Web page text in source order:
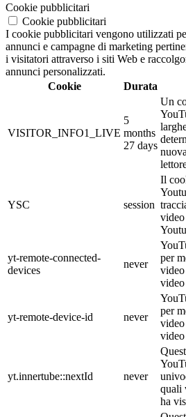
Cookie pubblicitari
Cookie pubblicitari
I cookie pubblicitari vengono utilizzati
annunci e campagne di marketing
i visitatori attraverso i siti Web e
annunci personalizzati.
Cookie
Durata
VISITOR_INFO1_LIVE
5
months
27 days
Un
YSC session
Il
yt-remote-connected-
devices
never
per
yt-remote-device-id never
per
yt.innertube::nextId never
quali
ha